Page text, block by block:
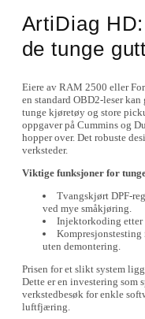
ArtiDiag
de tunge
Eiere av RAM 2500 eller
en standard OBD2-leser
tunge kjøretøy og store
oppgaver på Cummins og
hopper over. Det robuste
verksteder.
Viktige funksjoner for
Tvangskjørt DPF-
ved mye småkjøring.
Injektorkoding etter
uten demontering.
Prisen for et slikt system
Dette er en investering som
verkstedbesøk for enkle
luftfjæring.